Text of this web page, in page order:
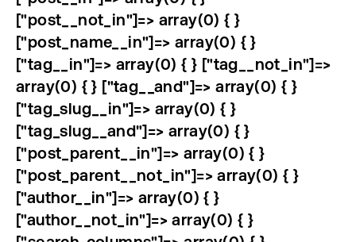
["post__not_in"]=> array(0) { }
["post_name__in"]=> array(0) { }
["tag__in"]=> array(0) { } ["tag__not_in"]=>
array(0) { } ["tag__and"]=> array(0) { }
["tag_slug__in"]=> array(0) { }
["tag_slug__and"]=> array(0) { }
["post_parent__in"]=> array(0) { }
["post_parent__not_in"]=> array(0) { }
["author__in"]=> array(0) { }
["author__not_in"]=> array(0) { }